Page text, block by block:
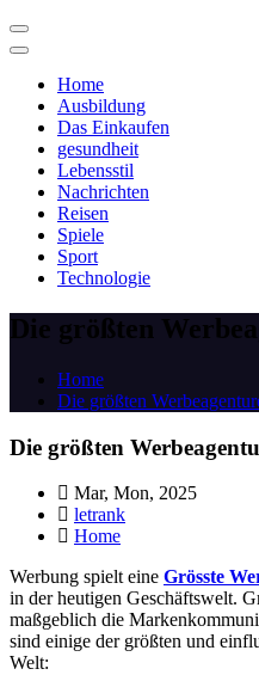
Home
Ausbildung
Das Einkaufen
gesundheit
Lebensstil
Nachrichten
Reisen
Spiele
Sport
Technologie
Die größten
Home
Die größten
Die größten
Mar, Mon, 2025
letrank
Home
Werbung spielt eine Grösste
in der heutigen Geschäftswelt.
maßgeblich die
sind einige der größten und
Welt: